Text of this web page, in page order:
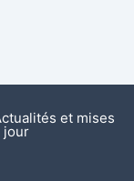
et mises
jour